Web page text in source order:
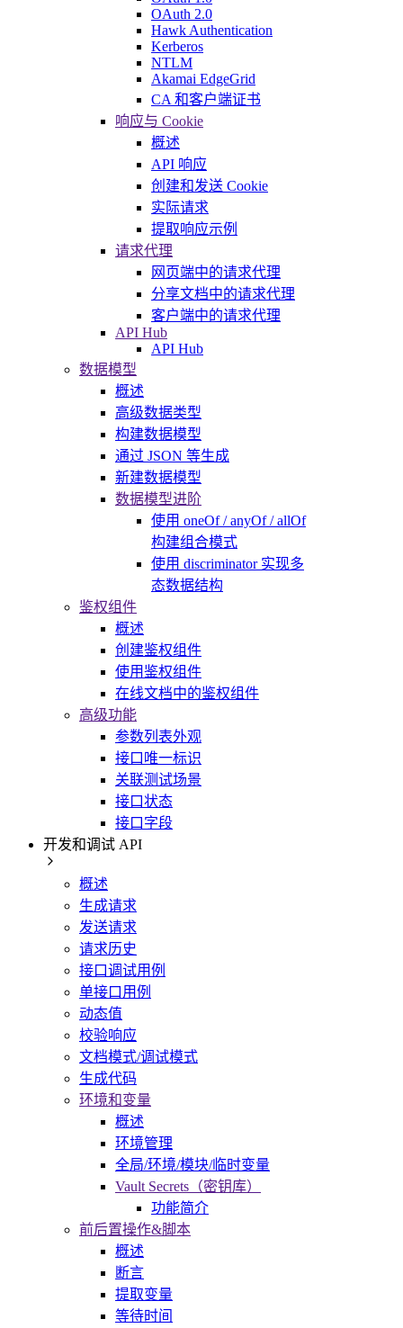
OAuth 2.0
Hawk Authentication
Kerberos
NTLM
Akamai EdgeGrid
CA 和客户端证书
响应与 Cookie
概述
API 响应
创建和发送 Cookie
实际请求
提取响应示例
请求代理
网页端中的请求代理
分享文档中的请求代理
客户端中的请求代理
API Hub
API Hub
数据模型
概述
高级数据类型
构建数据模型
通过 JSON 等生成
新建数据模型
数据模型进阶
使用 oneOf / anyOf / allOf
构建组合模式
使用 discriminator 实现多
态数据结构
鉴权组件
概述
创建鉴权组件
使用鉴权组件
在线文档中的鉴权组件
高级功能
参数列表外观
接口唯一标识
关联测试场景
接口状态
接口字段
开发和调试 API
概述
生成请求
发送请求
请求历史
接口调试用例
单接口用例
动态值
校验响应
文档模式/调试模式
生成代码
环境和变量
概述
环境管理
全局/环境/模块/临时变量
Vault Secrets（密钥库）
功能简介
前后置操作&脚本
概述
断言
提取变量
等待时间